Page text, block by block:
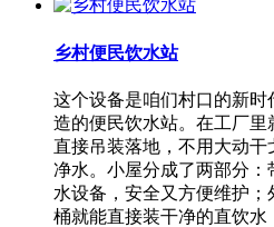
乡村便民饮水站
这个设备是咱们村口的新
造的便民饮水站。在工厂
直接吊装落地，不用大动
净水。小屋分成了两部分
水设备，安全又方便维护
桶就能直接装干净的直饮水